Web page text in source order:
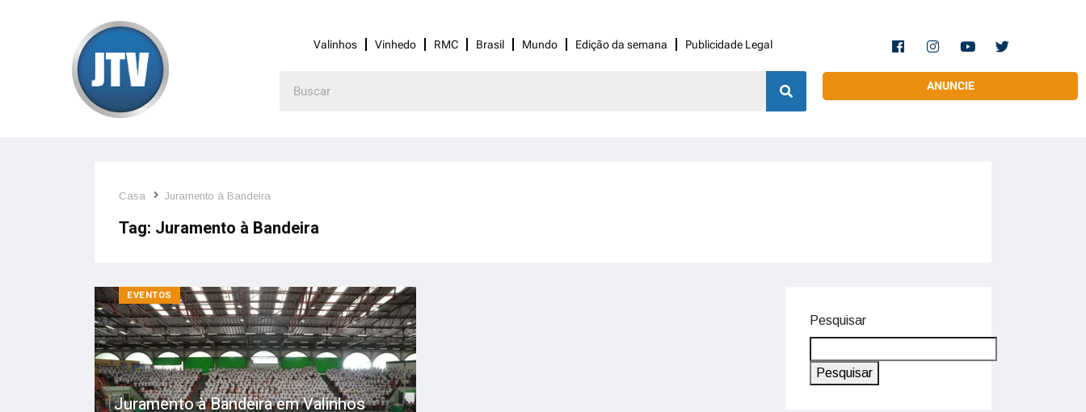
Valinhos Vinhedo RMC Brasil Mundo Edição da semana Publicidade Legal
ANUNCIE
Casa Juramento à Bandeira
Tag: Juramento à Bandeira
EVENTOS
Juramento à Bandeira em Valinhos
Pesquisar
Pesquisar